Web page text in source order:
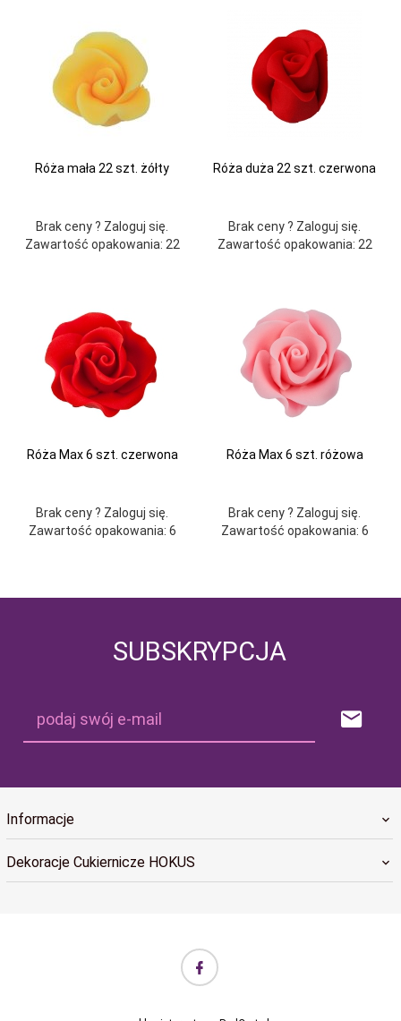
Róża mała 22 szt. żółty
Brak ceny ? Zaloguj się.
Zawartość opakowania: 22
Róża duża 22 szt. czerwona
Brak ceny ? Zaloguj się.
Zawartość opakowania: 22
Róża Max 6 szt. czerwona
Brak ceny ? Zaloguj się.
Zawartość opakowania: 6
Róża Max 6 szt. różowa
Brak ceny ? Zaloguj się.
Zawartość opakowania: 6
SUBSKRYPCJA
podaj swój e-mail
Informacje
Dekoracje Cukiernicze HOKUS
biuro@hokus.com.pl Informujemy, że w dniach 24.12.2025–
06.01.2026 realizacja zamówień w sklepie internetowym HOKUS